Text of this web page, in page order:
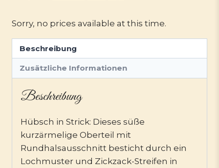
Sorry, no prices available at this time.
Beschreibung
Zusätzliche Informationen
Beschreibung
Hübsch in Strick: Dieses süße
kurzärmelige Oberteil mit
Rundhalsausschnitt besticht durch ein
Lochmuster und Zickzack-Streifen in